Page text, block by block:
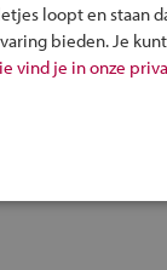
informatie om je
loopt en staan
bieden. Je
vind je in onze